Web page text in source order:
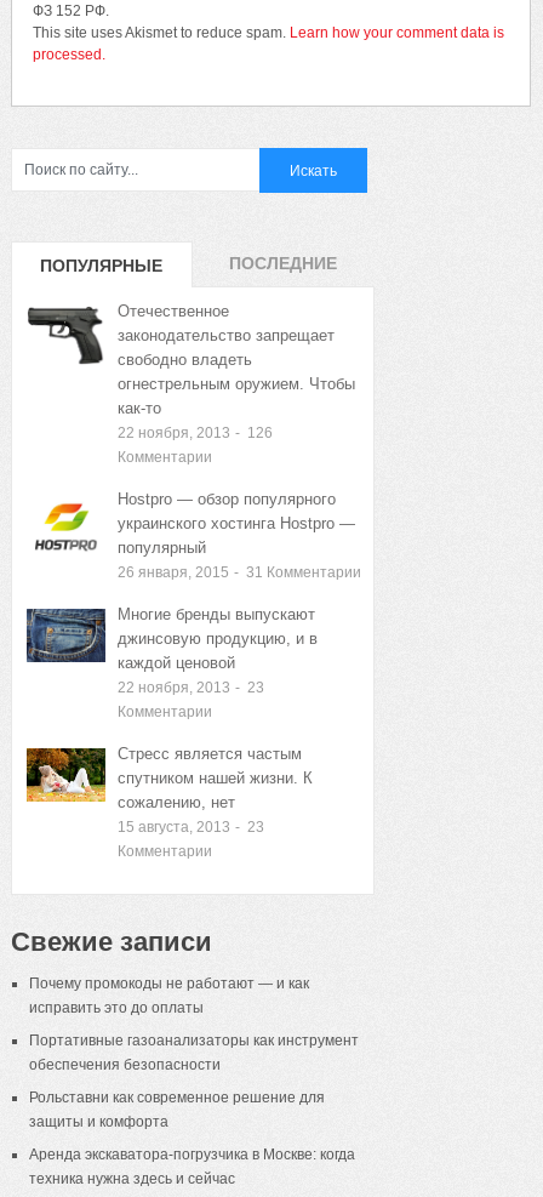
ФЗ 152 РФ.
This site uses Akismet to reduce spam. Learn how your comment data is
processed.
ПОПУЛЯРНЫЕ
ЗАПИСИ
ПОСЛЕДНИЕ
Отечественное
законодательство запрещает
свободно владеть
огнестрельным оружием. Чтобы
как-то
22 ноября, 2013 - 126
Комментарии
Hostpro — обзор популярного
украинского хостинга Hostpro —
популярный
26 января, 2015 - 31 Комментарии
Многие бренды выпускают
джинсовую продукцию, и в
каждой ценовой
22 ноября, 2013 - 23
Комментарии
Стресс является частым
спутником нашей жизни. К
сожалению, нет
15 августа, 2013 - 23
Комментарии
Свежие записи
Почему промокоды не работают — и как
исправить это до оплаты
Портативные газоанализаторы как инструмент
обеспечения безопасности
Рольставни как современное решение для
защиты и комфорта
Аренда экскаватора-погрузчика в Москве: когда
техника нужна здесь и сейчас